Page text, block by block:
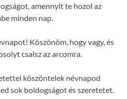
amennyit te hozol az
minden nap.
Köszönöm, hogy vagy, és
csalsz az arcomra.
köszöntelek névnapod
sok boldogságot és szeretetet.